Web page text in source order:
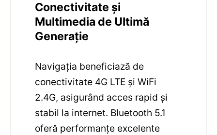
Conectivitate și
Multimedia de Ultimă
Generație
Navigația beneficiază de
conectivitate 4G LTE și WiFi
2.4G, asigurând acces rapid și
stabil la internet. Bluetooth 5.1
oferă performanțe excelente